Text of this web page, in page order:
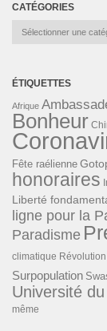
CATÉGORIES
Catégories
ÉTIQUETTES
Afrique
Bonheur
Fête raélienne
honoraires
Liberté
ligne pour la
Paradisme
climatique
Surpopulation
Université
même